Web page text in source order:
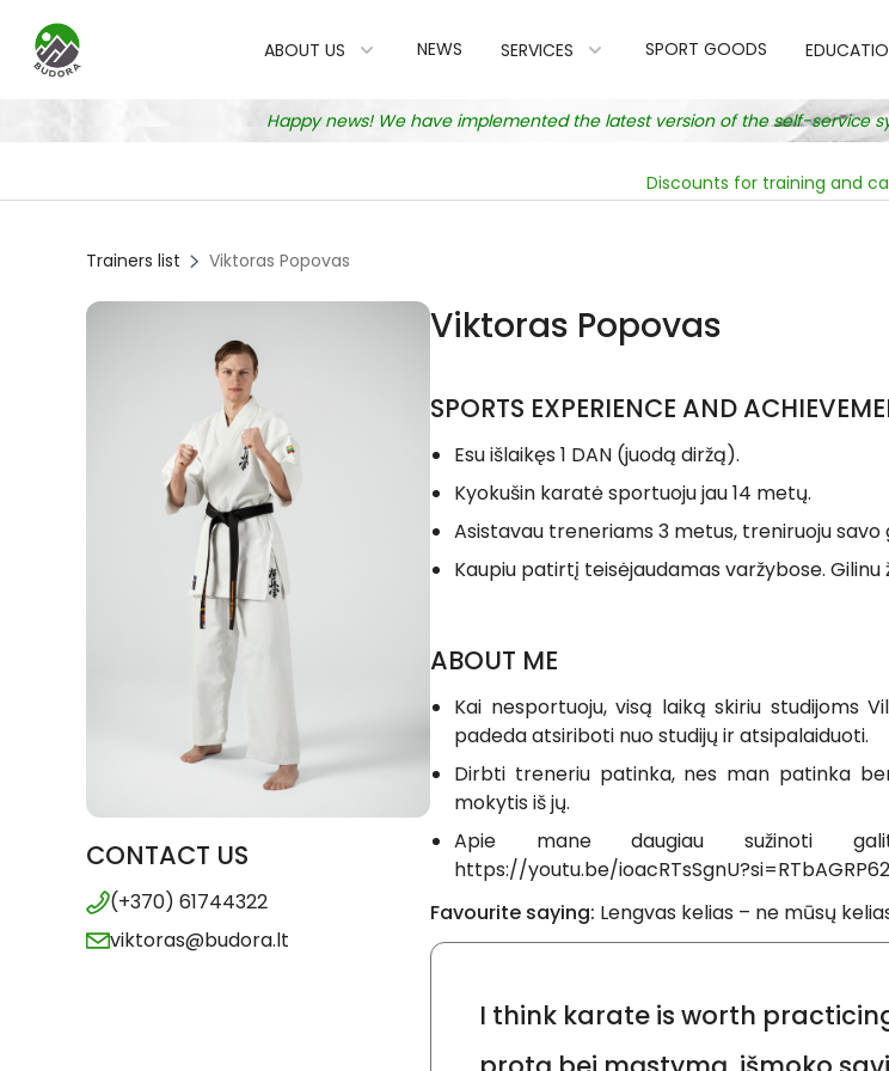
ABOUT US NEWS SERVICES SPORT GOODS
Happy news! We have implemented the latest version of the self-service
Discounts for training and
Trainers list Viktoras Popovas
CONTACT US
(+370) 61744322
viktoras@budora.lt
Viktoras Popovas
SPORTS EXPERIENCE AND
Esu išlaikęs 1 DAN (juodą diržą).
Kyokušin karatė sportuoju jau 14 metų.
Asistavau treneriams 3 metus, treniruoju
Kaupiu patirtį teisėjaudamas varžybose.
ABOUT ME
Kai nesportuoju, visą laiką skiriu studijoms
padeda atsiriboti nuo studijų ir atsipalaiduoti.
Dirbti treneriu patinka, nes man patinka
mokytis iš jų.
Apie mane daugiau sužinoti
https://youtu.be/
Favourite saying: Lengvas kelias – ne mūsų
I think karate is worth